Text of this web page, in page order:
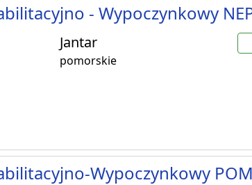
- Wypoczynkowy
Jantar
pomorskie
Wypoczynkowy